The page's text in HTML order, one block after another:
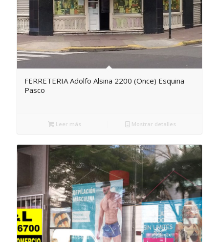
FERRETERIA Adolfo Alsina 2200 (Once) Esquina
Pasco
Leer más Mostrar detalles